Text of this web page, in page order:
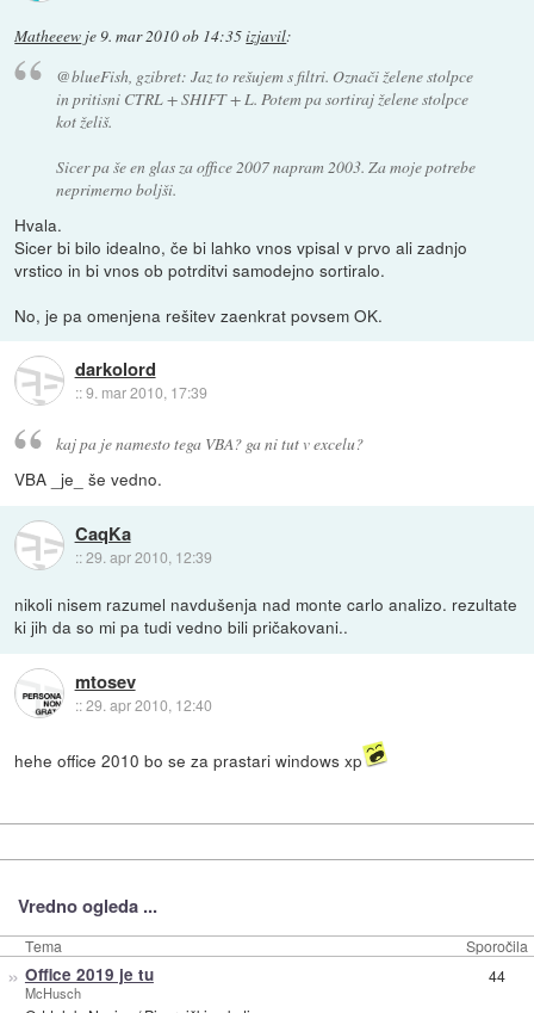
Matheeew je9. mar 2010 ob 14:35izjavil:
@blueFish, gzibret: Jaz to rešujem s filtri. Označi želene stolpce
in pritisni CTRL + SHIFT + L. Potem pa sortiraj želene stolpce
kot želiš.
Sicer pa še en glas za office 2007 napram 2003. Za moje potrebe
neprimerno boljši.
Hvala.
Sicer bi bilo idealno, če bi lahko vnos vpisal v prvo ali zadnjo
vrstico in bi vnos ob potrditvi samodejno sortiralo.
No, je pa omenjena rešitev zaenkrat povsem OK.
darkolord
::9. mar 2010, 17:39
kaj pa je namesto tega VBA? ga ni tut v excelu?
VBA _je_ še vedno.
CaqKa
::29. apr 2010, 12:39
nikoli nisem razumel navdušenja nad monte carlo analizo. rezultate
ki jih da so mi pa tudi vedno bili pričakovani..
mtosev
::29. apr 2010, 12:40
hehe office 2010 bo se za prastari windows xp
Vredno ogleda ...
Tema Sporočila
» Office 2019 je tu
McHusch
44